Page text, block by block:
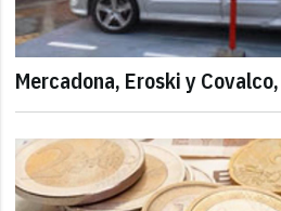
Mercadona, Eroski y